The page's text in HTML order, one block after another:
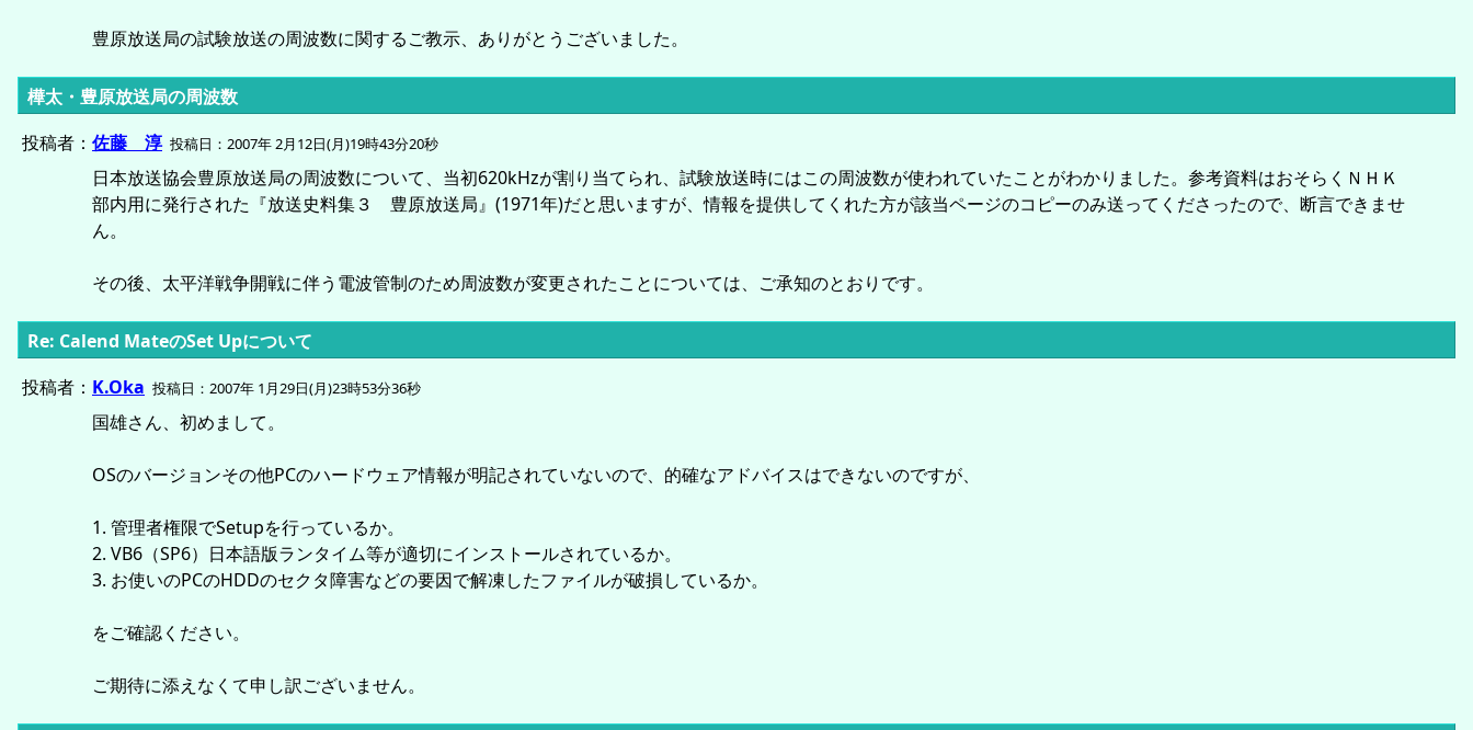
豊原放送局の試験放送の周波数に関するご教示、ありがとうございました。
樺太・豊原放送局の周波数
投稿者： 佐藤 淳 投稿日：2007年 2月12日(月)19時43分20秒
日本放送協会豊原放送局の周波数について、当初620kHzが割り当てられ、試験放送時にはこの周波数が使われていたことがわかりました。参考資料はおそらくＮＨＫ
部内用に発行された『放送史料集３ 豊原放送局』(1971年)だと思いますが、情報を提供してくれた方が該当ページのコピーのみ送ってくださったので、断言できませ
ん。
その後、太平洋戦争開戦に伴う電波管制のため周波数が変更されたことについては、ご承知のとおりです。
Re: Calend MateのSet Upについて
投稿者： K.Oka 投稿日：2007年 1月29日(月)23時53分36秒
国雄さん、初めまして。
OSのバージョンその他PCのハードウェア情報が明記されていないので、的確なアドバイスはできないのですが、
1. 管理者権限でSetupを行っているか。
2. VB6（SP6）日本語版ランタイム等が適切にインストールされているか。
3. お使いのPCのHDDのセクタ障害などの要因で解凍したファイルが破損しているか。
をご確認ください。
ご期待に添えなくて申し訳ございません。